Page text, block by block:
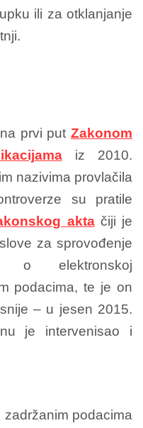
ili za otklanjanje
prvi put Zakonom
iz 2010.
nazivima provlačila
su pratile
aktačiji je
za sprovođenje
o elektronskoj
podacima, te je on
– u jesen 2015.
je intervenisao i
podacima